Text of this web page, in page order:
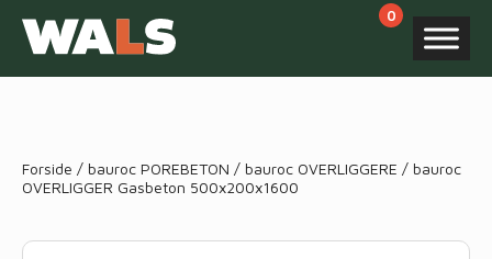
Forside / bauroc POREBETON / bauroc OVERLIGGERE / bauroc
OVERLIGGER Gasbeton 500x200x1600